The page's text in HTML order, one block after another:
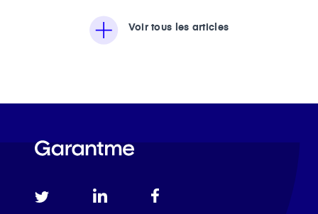
Voir tous les articles